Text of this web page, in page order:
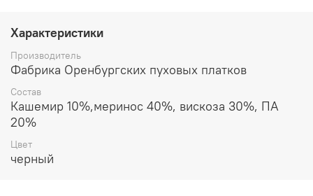
Характеристики
Производитель
Фабрика Оренбургских пуховых платков
Состав
Кашемир 10%,меринос 40%, вискоза 30%, ПА
20%
Цвет
черный